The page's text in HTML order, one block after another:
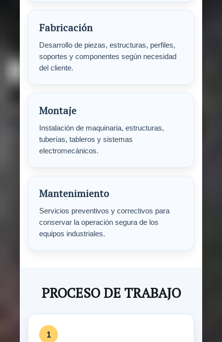
Fabricación
Desarrollo de piezas, estructuras, perfiles,
soportes y componentes según necesidad
del cliente.
Montaje
Instalación de maquinaria, estructuras,
tuberías, tableros y sistemas
electromecánicos.
Mantenimiento
Servicios preventivos y correctivos para
conservar la operación segura de los
equipos industriales.
PROCESO DE TRABAJO